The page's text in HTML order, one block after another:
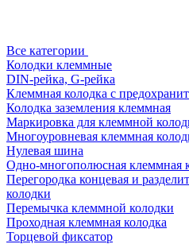
Все категории
Колодки клеммные
DIN-рейка, G-рейка
Клеммная колодка с
Колодка заземления клеммная
Маркировка для клеммной
Многоуровневая клеммная
Нулевая шина
Одно-многополюсная клеммная
Перегородка концевая и
колодки
Перемычка клеммной колодки
Проходная клеммная колодка
Торцевой фиксатор